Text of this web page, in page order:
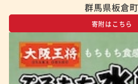
群馬県板倉町
寄附はこちら